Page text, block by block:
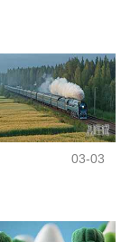
03-03